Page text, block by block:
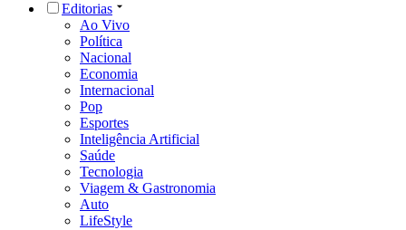
Editorias
Ao Vivo
Política
Nacional
Economia
Internacional
Pop
Esportes
Inteligência Artificial
Saúde
Tecnologia
Viagem & Gastronomia
Auto
LifeStyle